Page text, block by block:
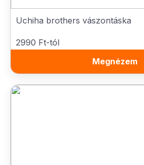
Uchiha brothers vászontáska
2990 Ft-tól
Megnézem